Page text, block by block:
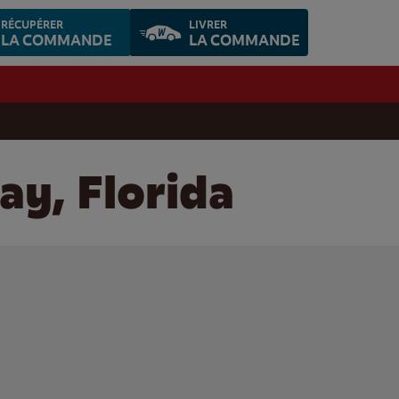
RÉCUPÉRER
LA COMMANDE
LIVRER
LA COMMANDE
Florida